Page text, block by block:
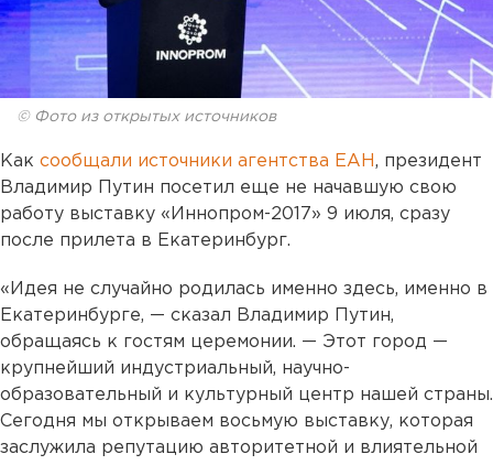
© Фото из открытых источников
Как сообщали источники агентства ЕАН , президент
Владимир Путин посетил еще не начавшую свою
работу выставку «Иннопром-2017» 9 июля, сразу
после прилета в Екатеринбург.
«Идея не случайно родилась именно здесь, именно в
Екатеринбурге, — сказал Владимир Путин,
обращаясь к гостям церемонии. — Этот город —
крупнейший индустриальный, научно-
образовательный и культурный центр нашей страны.
Сегодня мы открываем восьмую выставку, которая
заслужила репутацию авторитетной и влиятельной